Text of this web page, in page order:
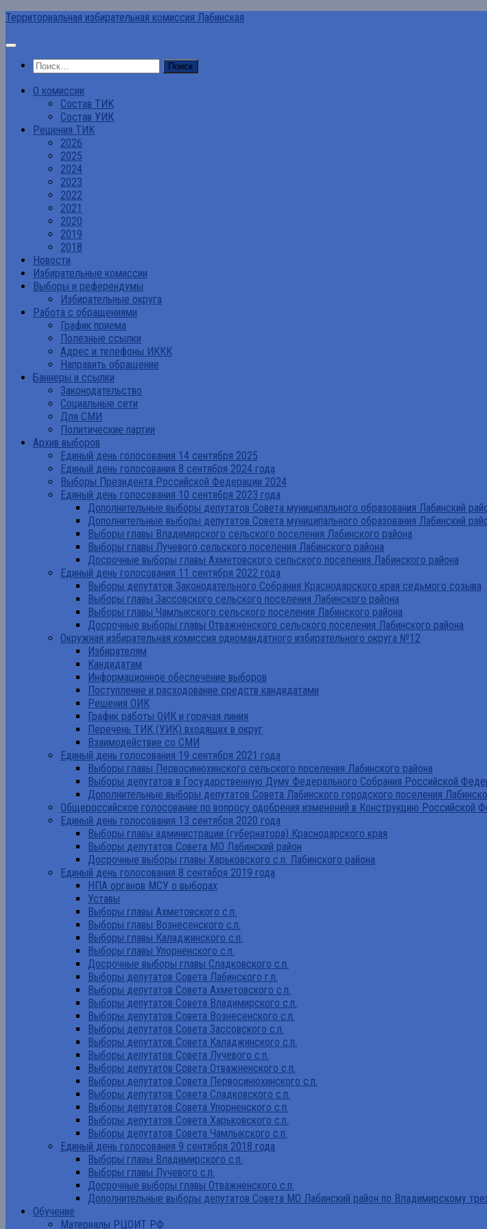
Перейти
содержимому
Территориальная избирательная комиссия Лабинская
Найти:
О комиссии
Состав ТИК
Состав УИК
Решения ТИК
2026
2025
2024
2023
2022
2021
2020
2019
2018
Новости
Избирательные комиссии
Выборы и референдумы
Избирательные округа
Работа с обращениями
График приема
Полезные ссылки
Адрес и телефоны ИККК
Направить обращение
Баннеры и ссылки
Законодательство
Социальные сети
Для СМИ
Политические партии
Архив выборов
Единый день голосования 14 сентября 2025
Единый день голосования 8 сентября 2024 года
Выборы Президента Российской Федерации 2024
Единый день голосования 10 сентября 2023 года
Дополнительные выборы депутатов Совета муниципального образования Лабинский
Дополнительные выборы депутатов Совета муниципального образования Лабинский
Выборы главы Владимирского сельского поселения Лабинского района
Выборы главы Лучевого сельского поселения Лабинского района
Досрочные выборы главы Ахметовского сельского поселения Лабинского района
Единый день голосования 11 сентября 2022 года
Выборы депутатов Законодательного Собрания Краснодарского края седьмого созыва
Выборы главы Зассовского сельского поселения Лабинского района
Выборы главы Чамлыкского сельского поселения Лабинского района
Досрочные выборы главы Отважненского сельского поселения Лабинского района
Окружная избирательная комиссия одномандатного избирательного округа №12
Избирателям
Кандидатам
Информационное обеспечение выборов
Поступление и расходование средств кандидатами
Решения ОИК
График работы ОИК и горячая линия
Перечень ТИК (УИК) входящих в округ
Взаимодействие со СМИ
Единый день голосования 19 сентября 2021 года
Выборы главы Первосинюхинского сельского поселения Лабинского района
Выборы депутатов в Государственную Думу Федерального Собрания Российской
Дополнительные выборы депутатов Совета Лабинского городского поселения
Общероссийское голосование по вопросу одобрения изменений в Конструкцию Российской
Единый день голосования 13 сентября 2020 года
Выборы главы администрации (губернатора) Краснодарского края
Выборы депутатов Совета МО Лабинский район
Досрочные выборы главы Харьковского с.п. Лабинского района
Единый день голосования 8 сентября 2019 года
НПА органов МСУ о выборах
Уставы
Выборы главы Ахметовского с.п.
Выборы главы Вознесенского с.п.
Выборы главы Каладжинского с.п.
Выборы главы Упорненского с.п.
Досрочные выборы главы Сладковского с.п.
Выборы депутатов Совета Лабинского г.п.
Выборы депутатов Совета Ахметовского с.п.
Выборы депутатов Совета Владимирского с.п.
Выборы депутатов Совета Вознесенского с.п.
Выборы депутатов Совета Зассовского с.п.
Выборы депутатов Совета Каладжинского с.п.
Выборы депутатов Совета Лучевого с.п.
Выборы депутатов Совета Отважненского с.п.
Выборы депутатов Совета Первосинюхинского с.п.
Выборы депутатов Совета Сладковского с.п.
Выборы депутатов Совета Упорненского с.п.
Выборы депутатов Совета Харьковского с.п.
Выборы депутатов Совета Чамлыкского с.п.
Единый день голосования 9 сентября 2018 года
Выборы главы Владимирского с.п.
Выборы главы Лучевого с.п.
Досрочные выборы главы Отважненского с.п.
Дополнительные выборы депутатов Совета МО Лабинский район по Владимирскому
Обучение
Материалы РЦОИТ РФ